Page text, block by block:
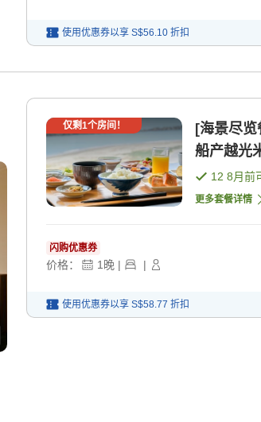
使用优惠券以享 S$56.10 折扣
仅剩1个房间！
[海景尽
船产越光
12 8月前
更多套餐详情
闪购优惠券
价格： 1 晚 | |
使用优惠券以享 S$58.77 折扣